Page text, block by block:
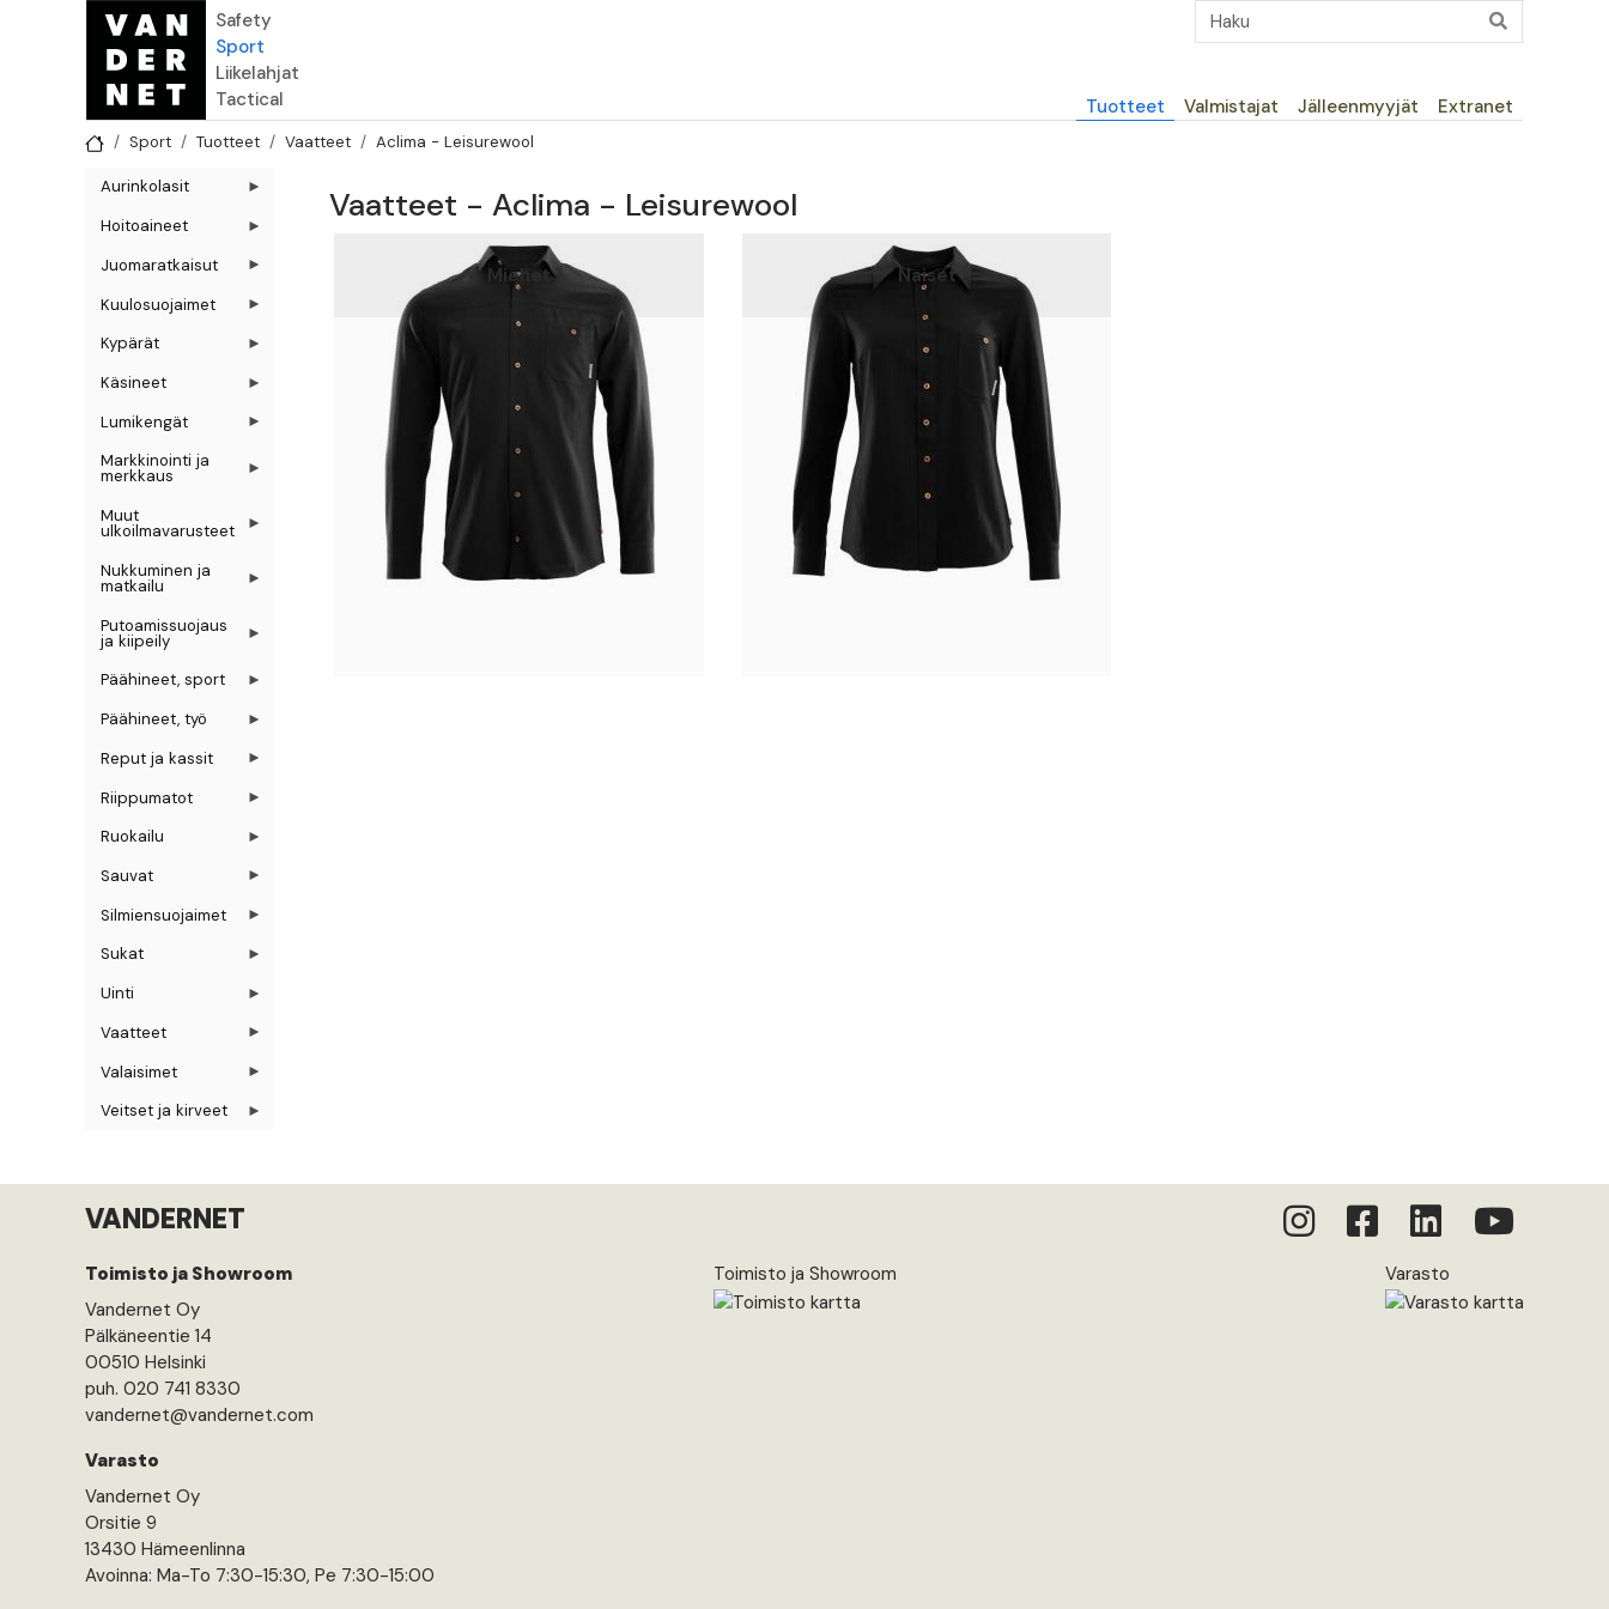
Hyppää pääsisältöön
Safety
Sport
Liikelahjat
Tactical
Päävalikko
Tuotteet Valmistajat Jälleenmyyjät Extranet
Sport Tuotteet Vaatteet Aclima - Leisurewool
Vaatteet - Aclima - Leisurewool
Miehet Naiset
Aurinkolasit
Hoitoaineet
Juomaratkaisut
Kuulosuojaimet
Kypärät
Käsineet
Lumikengät
Markkinointi ja
merkkaus
Muut
ulkoilmavarusteet
Nukkuminen ja
matkailu
Putoamissuojaus
ja kiipeily
Päähineet, sport
Päähineet, työ
Reput ja kassit
Riippumatot
Ruokailu
Sauvat
Silmiensuojaimet
Sukat
Uinti
Vaatteet
Valaisimet
Veitset ja kirveet
VANDERNET
Toimisto ja Showroom
Vandernet Oy
Pälkäneentie 14
00510 Helsinki
puh. 020 741 8330
vandernet@vandernet.com
Varasto
Vandernet Oy
Orsitie 9
13430 Hämeenlinna
Avoinna: Ma-To 7:30-15:30, Pe 7:30-15:00
Toimisto ja Showroom Varasto